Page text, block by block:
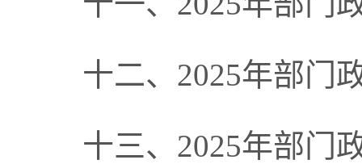
十二、2025年部门
十三、2025年部门